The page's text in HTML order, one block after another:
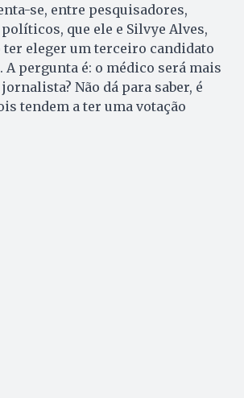
se, entre pesquisadores,
que ele e Silvye Alves,
ter eleger um terceiro candidato
A pergunta é: o médico será mais
Não dá para saber, é
tendem a ter uma votação